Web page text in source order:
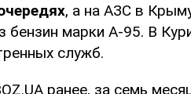
, а на АЗС в
бензин марки А-95. В
служб.
ранее, за семь